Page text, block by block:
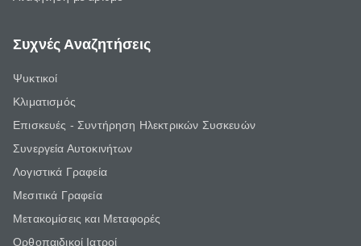
Συχνές Αναζητήσεις
Ψυκτικοί
Κλιματισμός
Επισκευές - Συντήρηση Ηλεκτρικών Συσκευών
Συνεργεία Αυτοκινήτων
Λογιστικά Γραφεία
Μεσιτικά Γραφεία
Μετακομίσεις και Μεταφορές
Ορθοπαιδικοί Ιατροί